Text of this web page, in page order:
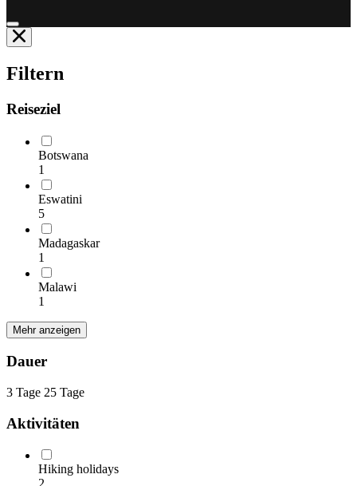
Filtern
Reiseziel
Botswana
1
Eswatini
5
Madagaskar
1
Malawi
1
Mehr anzeigen
Dauer
3 Tage 25 Tage
Aktivitäten
Hiking holidays